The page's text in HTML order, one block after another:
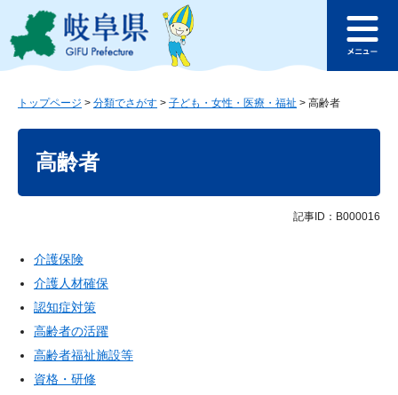
ジ
ュ
このページの本文へ
ュ
トップページ > 分類でさがす > 子ども・女性・医療・福祉 > 高齢者
高齢者
記事ID：B000016
介護保険
介護人材確保
認知症対策
高齢者の活躍
高齢者福祉施設等
資格・研修